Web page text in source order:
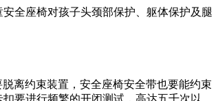
全座椅对孩子头颈部保护、躯体保护及腿
离约束装置，安全座椅安全带也要能约束
要进行频繁的开闭测试，高达五千次以